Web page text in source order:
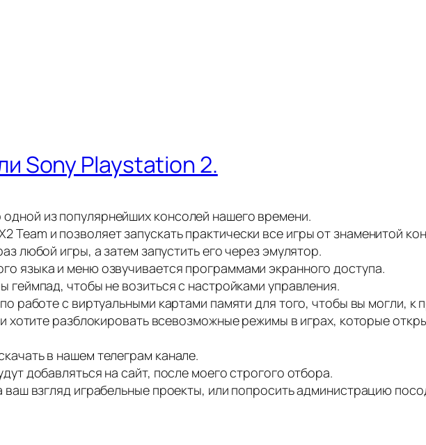
Sony Playstation 2.
из популярнейших консолей нашего времени.
Team и позволяет запускать практически все игры от знаменитой
любой игры, а затем запустить его через эмулятор.
языка и меню озвучивается программами экранного доступа.
геймпад, чтобы не возиться с настройками управления.
работе с виртуальными картами памяти для того, чтобы вы могли, к
хотите разблокировать всевозможные режимы в играх, которые
в нашем телеграм канале.
добавляться на сайт, после моего строгого отбора.
взгляд играбельные проекты, или попросить администрацию